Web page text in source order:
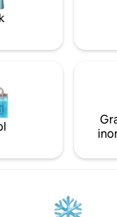
duschkabin. På andra
vi ett härligt kök med
torktumlare, och ett
terrass med utsikt över
närliggande Barroque-
las franceses.
wifi,
Restaurerades
när som helst under